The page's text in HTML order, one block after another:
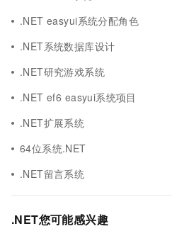
.NET easyui系统分配角色
.NET系统数据库设计
.NET研究游戏系统
.NET ef6 easyui系统项目
.NET扩展系统
64位系统.NET
.NET留言系统
.NET您可能感兴趣